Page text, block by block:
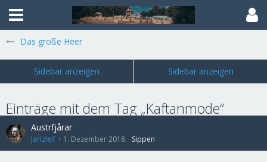
Das große Heer
Einträge mit dem Tag „Kaftanmode“
Austrfjårar
Jarizleif 1. Dezember 2018 Sippen